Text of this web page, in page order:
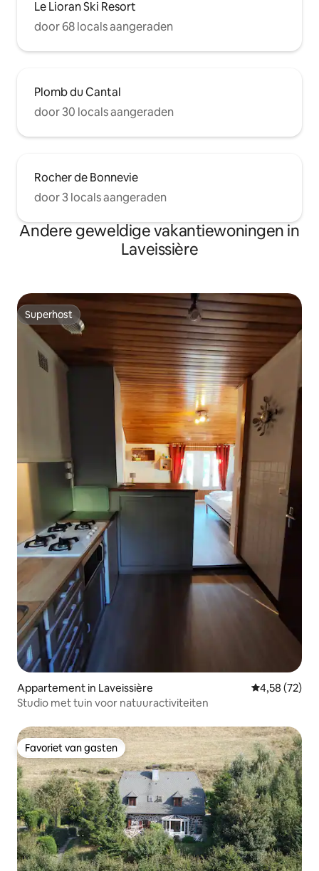
Le Lioran Ski Resort
door 68 locals aangeraden
Plomb du Cantal
door 30 locals aangeraden
Rocher de Bonnevie
door 3 locals aangeraden
Andere geweldige vakantiewoningen in
Laveissière
Superhost
Superhost
Appartement in Laveissière Gemiddelde
4,58 (72)
Studio met tuin voor natuuractiviteiten
Favoriet van gasten
Favoriet van gasten